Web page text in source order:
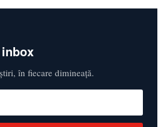
în fiecare dimineață.